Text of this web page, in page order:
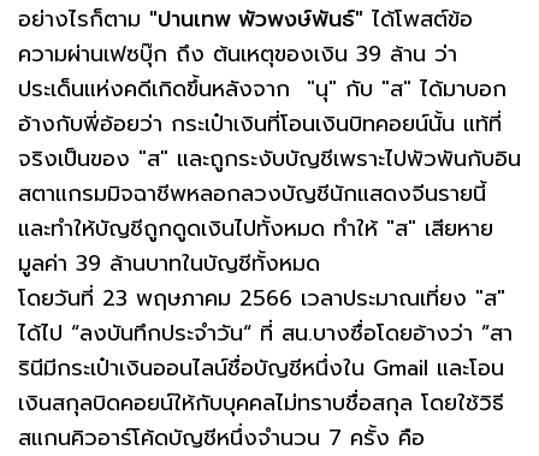
อย่างไรก็ตาม "ปานเทพ พัวพงษ์พันธ์" ได้โพสต์ข้อ
ความผ่านเฟซบุ๊ก ถึง ต้นเหตุของเงิน 39 ล้าน ว่า
ประเด็นแห่งคดีเกิดขึ้นหลังจาก "นุ" กับ "ส" ได้มาบอก
อ้างกับพี่อ้อยว่า กระเป๋าเงินที่โอนเงินบิทคอยน์นั้น แท้ที่
จริงเป็นของ "ส" และถูกระงับบัญชีเพราะไปพัวพันกับอิน
สตาแกรมมิจฉาชีพหลอกลวงบัญชีนักแสดงจีนรายนี้
และทำให้บัญชีถูกดูดเงินไปทั้งหมด ทำให้ "ส" เสียหาย
มูลค่า 39 ล้านบาทในบัญชีทั้งหมด
โดยวันที่ 23 พฤษภาคม 2566 เวลาประมาณเที่ยง "ส"
ได้ไป “ลงบันทึกประจำวัน“ ที่ สน.บางซื่อโดยอ้างว่า ”สา
รินีมีกระเป๋าเงินออนไลน์ชื่อบัญชีหนึ่งใน Gmail และโอน
เงินสกุลบิดคอยน์ให้กับบุคคลไม่ทราบชื่อสกุล โดยใช้วิธี
สแกนคิวอาร์โค้ดบัญชีหนึ่งจำนวน 7 ครั้ง คือ